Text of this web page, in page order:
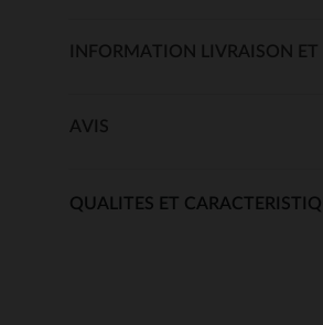
INFORMATION LIVRAISON ET
AVIS
QUALITES ET